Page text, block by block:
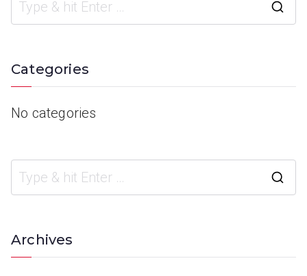
Categories
No categories
Archives